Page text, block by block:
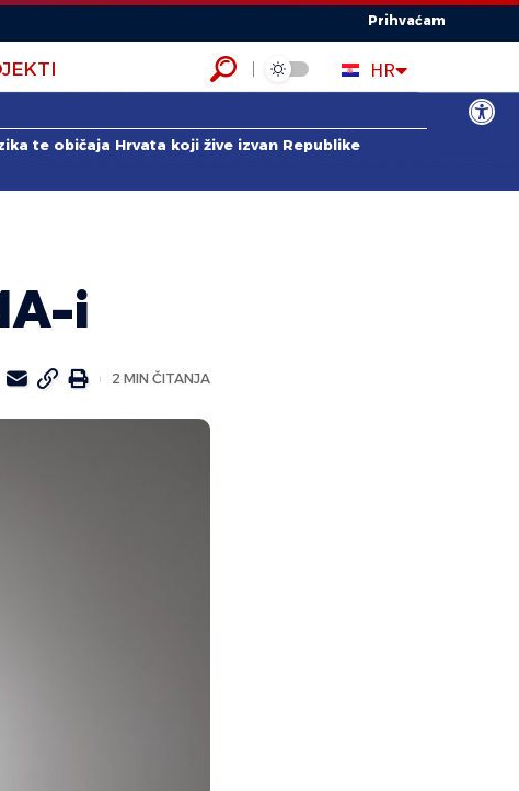
Open
Prihvaćam
HR
EN
ES
te običaja Hrvata koji žive izvan Republike
i
2 MIN ČITANJA